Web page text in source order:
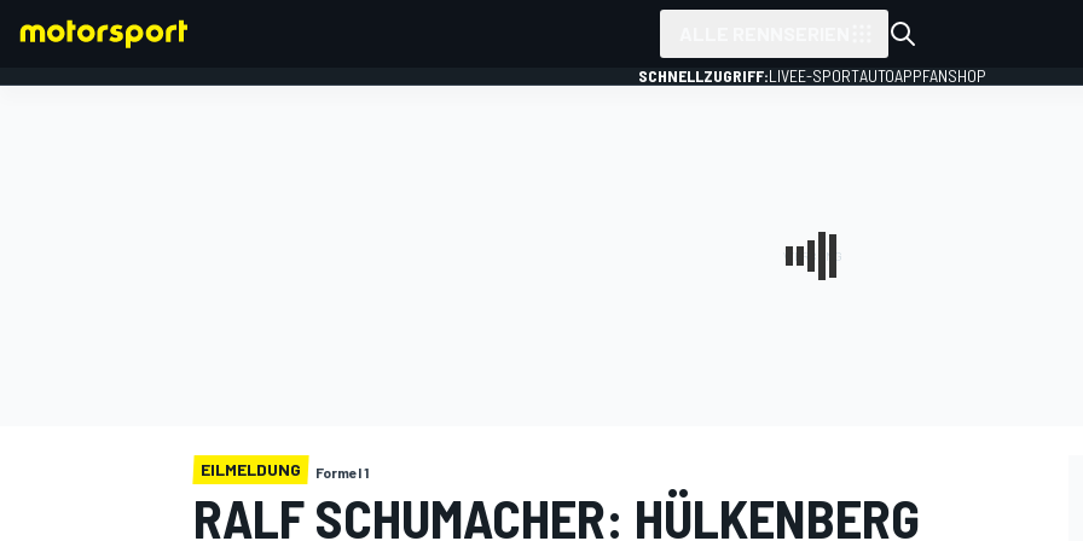
SCHNELLZUGRIFF:LIVEE-SPORTAUTOAPPFANSHOP
EILMELDUNG Formel 1
RALF SCHUMACHER: HÜLKENBERG